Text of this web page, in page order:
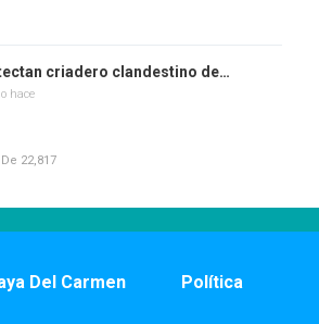
criadero clandestino de…
hace
De 22,817
Del Carmen Política